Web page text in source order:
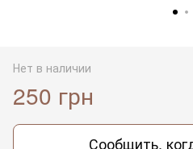
Нет в наличии
250 грн
Сообщить,